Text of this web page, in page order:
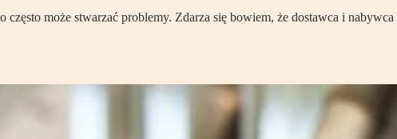
często może stwarzać problemy. Zdarza się bowiem, że dostawca i